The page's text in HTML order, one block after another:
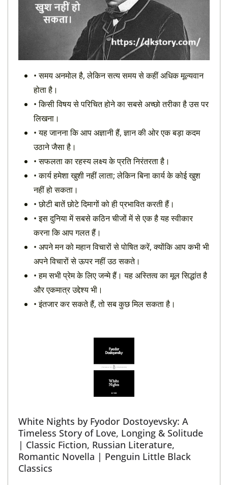
• समय अनमोल है, लेकिन सत्य समय से कहीं अधिक मूल्यवान
होता है।
• किसी विषय से परिचित होने का सबसे अच्छो तरीका है उस पर
लिखना।
• यह जानना कि आप अज्ञानी हैं, ज्ञान की ओर एक बड़ा कदम
उठाने जैसा है।
• सफलता का रहस्य लक्ष्य के प्रति निरंतरता है।
• कार्य हमेशा खुशी नहीं लाता; लेकिन बिना कार्य के कोई खुश
नहीं हो सकता।
• छोटी बातें छोटे दिमागों को ही प्रभावित करती हैं।
• इस दुनिया में सबसे कठिन चीजों में से एक है यह स्वीकार
करना कि आप गलत हैं।
• अपने मन को महान विचारों से पोषित करें, क्योंकि आप कभी भी
अपने विचारों से ऊपर नहीं उठ सकते।
• हम सभी प्रेम के लिए जन्मे हैं। यह अस्तित्व का मूल सिद्धांत है
और एकमात्र उद्देश्य भी।
• इंतजार कर सकते हैं, तो सब कुछ मिल सकता है।
White Nights by Fyodor Dostoyevsky: A
Timeless Story of Love, Longing & Solitude
| Classic Fiction, Russian Literature,
Romantic Novella | Penguin Little Black
Classics